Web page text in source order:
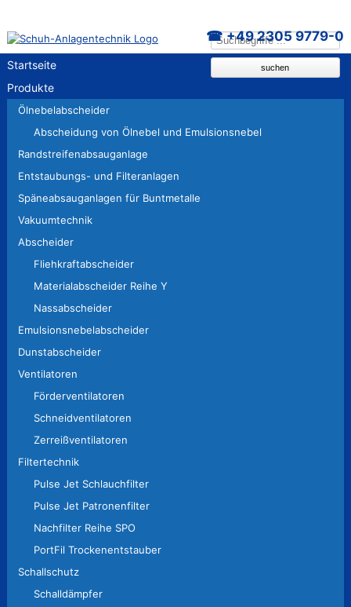
suchen
+49 2305 9779-0
Navigation
Startseite
Produkte
Ölnebelabscheider
Abscheidung von Ölnebel und Emulsionsnebel
Randstreifenabsauganlage
Entstaubungs- und Filteranlagen
Späneabsauganlagen für Buntmetalle
Vakuumtechnik
Abscheider
Fliehkraftabscheider
Materialabscheider Reihe Y
Nassabscheider
Emulsionsnebelabscheider
Dunstabscheider
Ventilatoren
Förderventilatoren
Schneidventilatoren
Zerreißventilatoren
Filtertechnik
Pulse Jet Schlauchfilter
Pulse Jet Patronenfilter
Nachfilter Reihe SPO
PortFil Trockenentstauber
Schallschutz
Schalldämpfer